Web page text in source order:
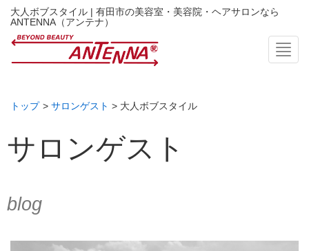
大人ボブスタイル | 有田市の美容室・美容院・ヘアサロンなら
ANTENNA（アンテナ）
トップ > サロンゲスト > 大人ボブスタイル
サロンゲスト
blog